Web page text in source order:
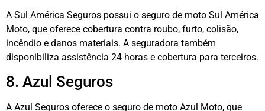
A Sul América Seguros possui o seguro de moto Sul América
Moto, que oferece cobertura contra roubo, furto, colisão,
incêndio e danos materiais. A seguradora também
disponibiliza assistência 24 horas e cobertura para terceiros.
8. Azul Seguros
A Azul Seguros oferece o seguro de moto Azul Moto, que